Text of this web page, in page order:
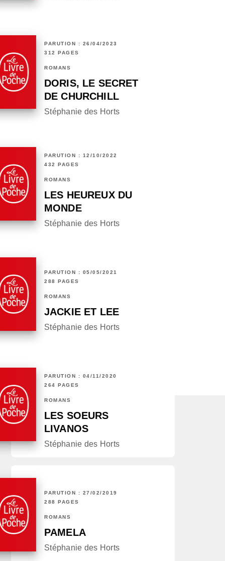
PARUTION : 26/04/2023
312 PAGES
ROMANS
DORIS, LE SECRET
DE CHURCHILL
Stéphanie des Horts
PARUTION : 12/10/2022
432 PAGES
ROMANS
LES HEUREUX DU
MONDE
Stéphanie des Horts
PARUTION : 05/05/2021
288 PAGES
ROMANS
JACKIE ET LEE
Stéphanie des Horts
PARUTION : 04/11/2020
264 PAGES
ROMANS
LES SOEURS
LIVANOS
Stéphanie des Horts
PARUTION : 27/02/2019
288 PAGES
ROMANS
PAMELA
Stéphanie des Horts